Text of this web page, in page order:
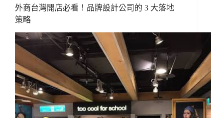
外商台灣開店必看！品牌設計公司的 3 大落地
策略